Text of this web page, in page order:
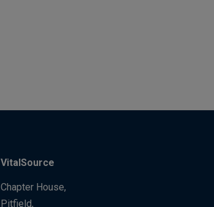
VitalSource
Chapter House,
Pitfield,